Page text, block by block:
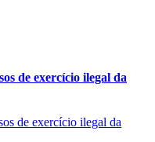
de exercício ilegal da